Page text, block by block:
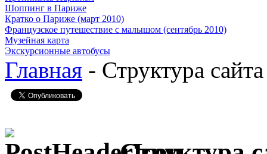
Шоппинг в Париже
Кратко о Париже (март 2010)
Французское путешествие с малышом (сентябрь 2010)
Музейная карта
Экскурсионные автобусы
Главная - Структура сайта